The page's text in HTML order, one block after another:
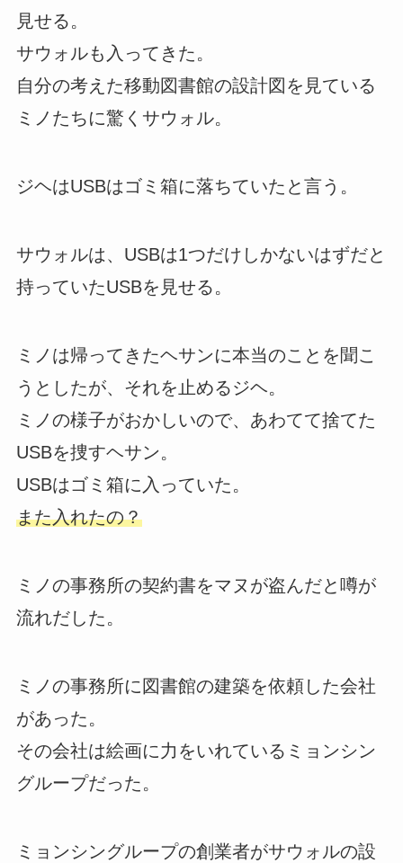
見せる。
サウォルも入ってきた。
自分の考えた移動図書館の設計図を見ている
ミノたちに驚くサウォル。
ジヘはUSBはゴミ箱に落ちていたと言う。
サウォルは、USBは1つだけしかないはずだと
持っていたUSBを見せる。
ミノは帰ってきたヘサンに本当のことを聞こ
うとしたが、それを止めるジヘ。
ミノの様子がおかしいので、あわてて捨てた
USBを捜すヘサン。
USBはゴミ箱に入っていた。
また入れたの？
ミノの事務所の契約書をマヌが盗んだと噂が
流れだした。
ミノの事務所に図書館の建築を依頼した会社
があった。
その会社は絵画に力をいれているミョンシン
グループだった。
ミョンシングループの創業者がサウォルの設